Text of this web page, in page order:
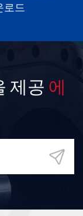
로드
제공 에